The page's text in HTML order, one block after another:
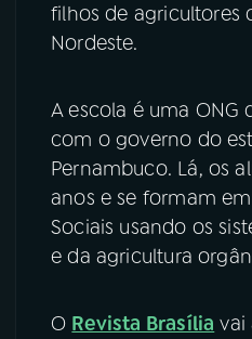
filhos de agricultores
Nordeste.
A escola é uma
com o governo do
Pernambuco. Lá, os
anos e se formam
Sociais usando os
e da agricultura
O Revista Brasília vai